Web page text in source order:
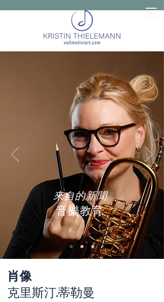
來自的新聞
音樂教育
肖像
克里斯汀·蒂勒曼